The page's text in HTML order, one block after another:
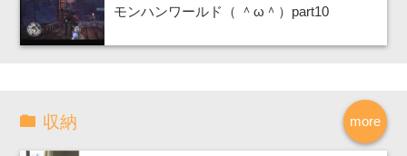
モンハンワールド（ ＾ω＾）part10
more
収納